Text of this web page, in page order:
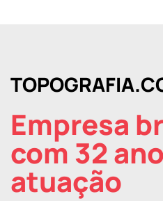
Empresa
com 32
atuação